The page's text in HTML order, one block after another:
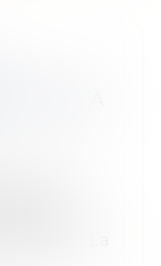
À
par le
La